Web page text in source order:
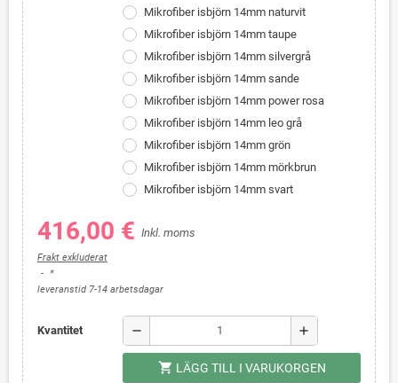
Mikrofiber isbjörn 14mm naturvit
Mikrofiber isbjörn 14mm taupe
Mikrofiber isbjörn 14mm silvergrå
Mikrofiber isbjörn 14mm sande
Mikrofiber isbjörn 14mm power rosa
Mikrofiber isbjörn 14mm leo grå
Mikrofiber isbjörn 14mm grön
Mikrofiber isbjörn 14mm mörkbrun
Mikrofiber isbjörn 14mm svart
416,00 € Inkl. moms
Frakt exkluderat
*
leveranstid 7-14 arbetsdagar
Kvantitet remove add
shopping_cart LÄGG TILL I VARUKORGEN